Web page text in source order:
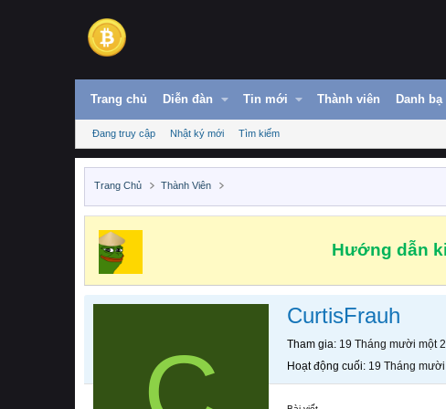
Trang chủ Diễn đàn Tin mới Thành viên Danh bạ
Đang truy cập Nhật ký mới Tìm kiếm
Trang Chủ Thành Viên
Hướng dẫn
CurtisFrauh
Tham gia 19 Tháng mười một
Hoạt động cuối 19 Tháng